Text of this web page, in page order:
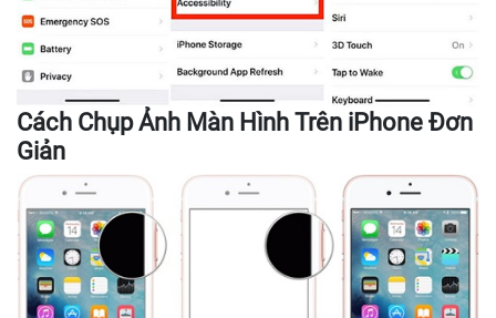
Cách Chụp Ảnh Màn Hình Trên iPhone Đơn
Giản